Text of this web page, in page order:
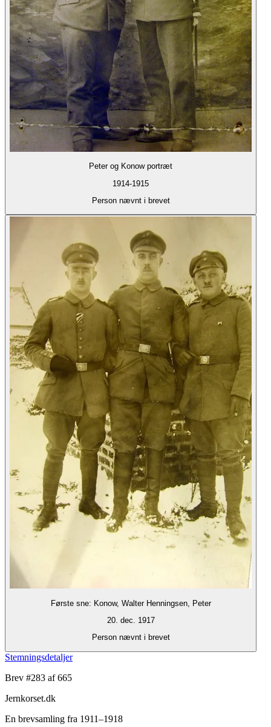
Peter og Konow portræt
1914-1915
Person nævnt i brevet
Første sne: Konow, Walter Henningsen, Peter
20. dec. 1917
Person nævnt i brevet
Stemningsdetaljer
Brev #283 af 665
Jernkorset.dk
En brevsamling fra 1911–1918